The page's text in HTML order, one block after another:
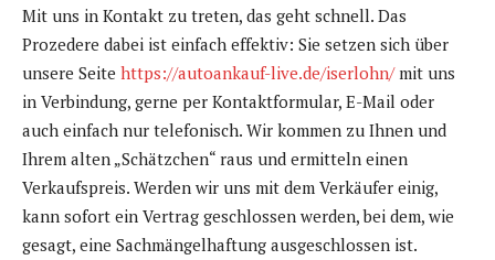
Mit uns in Kontakt zu treten, das geht schnell. Das
Prozedere dabei ist einfach effektiv: Sie setzen sich über
unsere Seite https://autoankauf-live.de/iserlohn/mit uns
in Verbindung, gerne per Kontaktformular, E-Mail oder
auch einfach nur telefonisch. Wir kommen zu Ihnen und
Ihrem alten „Schätzchen“ raus und ermitteln einen
Verkaufspreis. Werden wir uns mit dem Verkäufer einig,
kann sofort ein Vertrag geschlossen werden, bei dem, wie
gesagt, eine Sachmängelhaftung ausgeschlossen ist.